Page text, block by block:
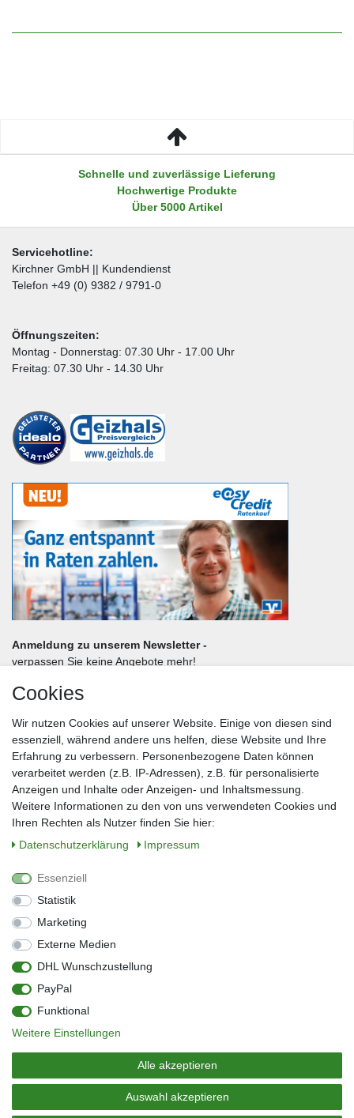
Schnelle und zuverlässige Lieferung
Hochwertige Produkte
Über 5000 Artikel
Servicehotline:
Kirchner GmbH || Kundendienst
Telefon +49 (0) 9382 / 9791-0
Öffnungszeiten:
Montag - Donnerstag: 07.30 Uhr - 17.00 Uhr
Freitag: 07.30 Uhr - 14.30 Uhr
Anmeldung zu unserem Newsletter -
verpassen Sie keine Angebote mehr!
Nachname*
E-Mail*
Sie können den Newsletter jederzeit kostenlos abbestellen.
** gilt für Lieferungen innerhalb Deutschlands, Lieferzeiten für andere Länder
Widerrufs­recht
Kontakt
Barrierefreiheitserklärung
Zahlung & Versand
Vertrag widerrufen
© Copyright 2026 | Alle Rechte vorbehalten.
Cookies
Wir nutzen Cookies auf unserer Website. Einige von diesen sind
essenziell, während andere uns helfen, diese Website und Ihre
Erfahrung zu verbessern. Personenbezogene Daten können
verarbeitet werden (z.B. IP-Adressen), z.B. für personalisierte
Anzeigen und Inhalte oder Anzeigen- und Inhaltsmessung.
Weitere Informationen zu den von uns verwendeten Cookies und
Ihren Rechten als Nutzer finden Sie hier:
Daten­schutz­erklärung
Impressum
Essenziell
Statistik
Marketing
Externe Medien
DHL Wunschzustellung
PayPal
Funktional
Weitere Einstellungen
Alle akzeptieren
Auswahl akzeptieren